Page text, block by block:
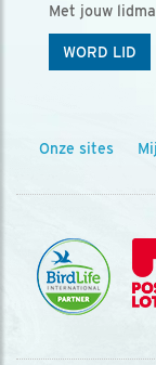
Met jouw
WORD LID
Onze sites